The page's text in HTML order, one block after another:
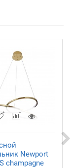
Newport
champagne